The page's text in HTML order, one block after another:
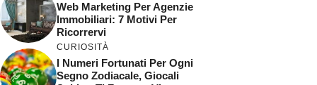
Web Marketing Per Agenzie
Immobiliari: 7 Motivi Per
Ricorrervi
CURIOSITÀ
I Numeri Fortunati Per Ogni
Segno Zodiacale, Giocali